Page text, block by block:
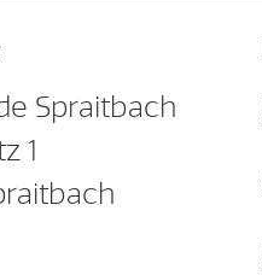
Spraitbach
1